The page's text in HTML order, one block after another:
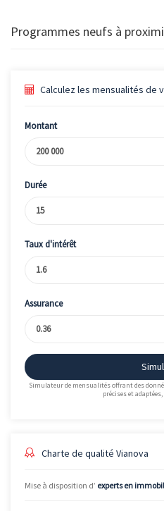
Programmes neufs à
Calculez les mensualités de
Montant
Durée
Taux d'intérêt
Assurance
Simulateur de mensualités offrant des
précises et
Charte de qualité Vianova
Mise à disposition d’ experts en